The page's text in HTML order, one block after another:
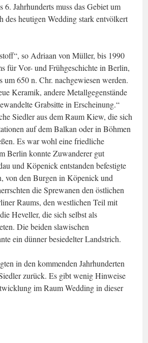
6. Jahrhunderts muss das Gebiet um
des heutigen Wedding stark entvölkert
so Adriaan von Müller, bis 1990
für Vor- und Frühgeschichte in Berlin,
um 650 n. Chr. nachgewiesen werden.
Keramik, andere Metallgegenstände
Grabsitte in Erscheinung.“
Siedler aus dem Raum Kiew, die sich
auf dem Balkan oder in Böhmen
Es war wohl eine friedliche
Berlin konnte Zuwanderer gut
und Köpenick entstanden befestigte
von den Burgen in Köpenick und
die Sprewanen den östlichen
Raums, den westlichen Teil mit
Heveller, die sich selbst als
Die beiden slawischen
ein dünner besiedelter Landstrich.
in den kommenden Jahrhunderten
zurück. Es gibt wenig Hinweise
im Raum Wedding in dieser